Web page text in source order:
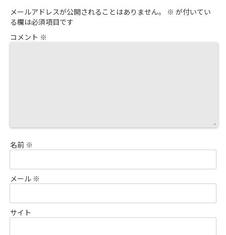
メールアドレスが公開されることはありません。 ※ が付いてい
る欄は必須項目です
コメント ※
名前 ※
メール ※
サイト